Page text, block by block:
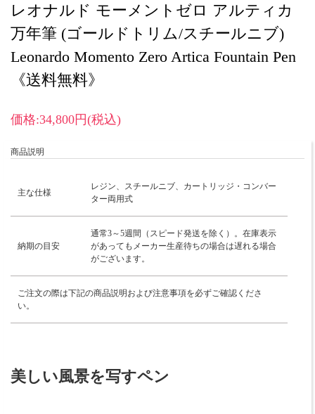
レオナルド モーメントゼロ アルティカ
万年筆 (ゴールドトリム/スチールニブ)
Leonardo Momento Zero Artica Fountain Pen
《送料無料》
価格:34,800円(税込)
商品説明
主な仕様
レジン、スチールニブ、カートリッジ・コンバー
ター両用式
納期の目安
通常3～5週間（スピード発送を除く）。在庫表示
があってもメーカー生産待ちの場合は遅れる場合
がございます。
ご注文の際は下記の商品説明および注意事項を必ずご確認くださ
い。
美しい風景を写すペン